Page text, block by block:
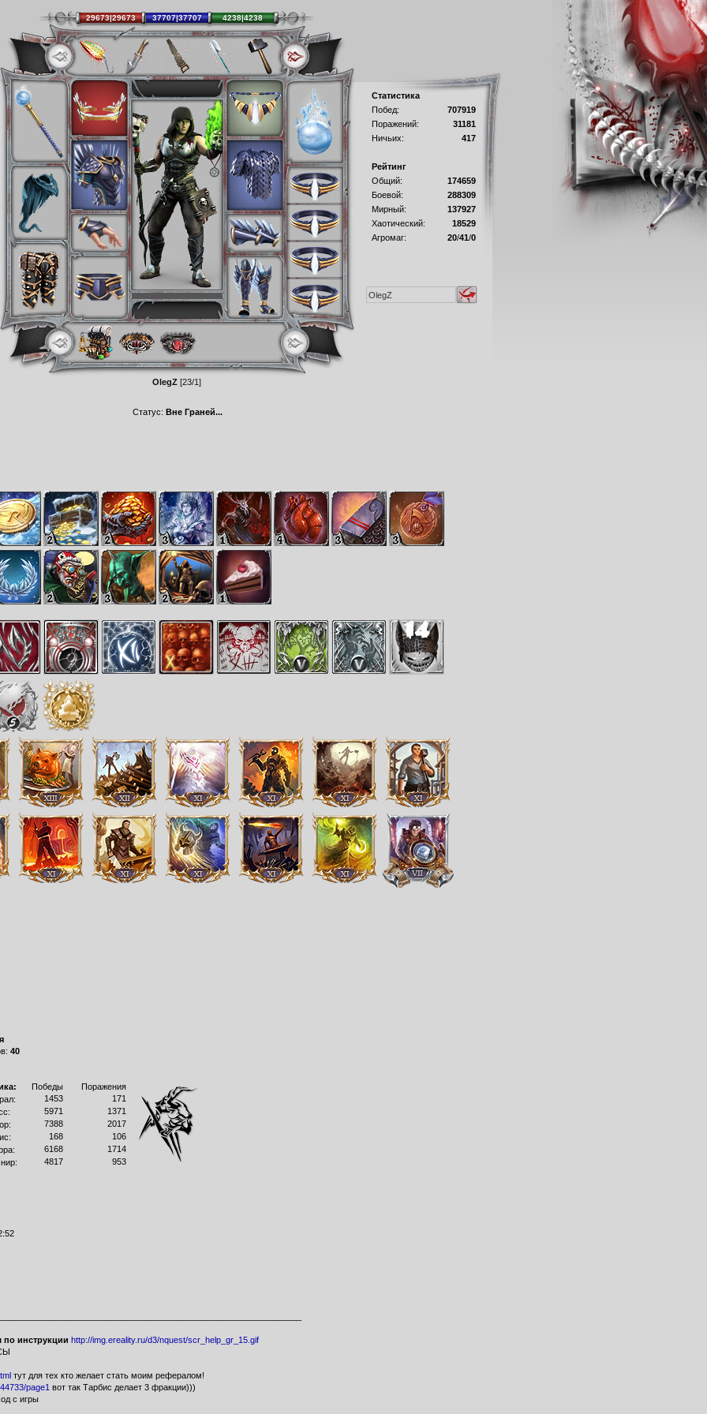
Статистика
Побед:
707919
Поражений:
31181
Ничьих:
417
Рейтинг
Общий:
174659
Боевой:
288309
Мирный:
137927
Хаотический:
18529
Агромаг:
20/41/0
Статус: Вне Граней...
40
Победы
Поражения
1453
171
5971
1371
7388
2017
168
106
6168
1714
4817 953
инструкции http://img.ereality.ru/d3/nquest/scr_help_gr_15.gif
тут для тех кто желает стать моим рефералом!
page1 вот так Тарбис делает 3 фракции)))
с игры
29673|29673 37707|37707 4238|4238
OlegZ [23/1]